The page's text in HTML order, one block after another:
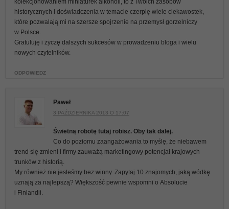
kolekcjonowaniem miniaturek alkoholi, to z Twoich zasobów
historycznych i doświadczenia w temacie czerpię wiele ciekawostek,
które pozwalają mi na szersze spojrzenie na przemysł gorzelniczy
w Polsce.
Gratuluję i życzę dalszych sukcesów w prowadzeniu bloga i wielu
nowych czytelników.
ODPOWIEDZ
Paweł
3 PAŹDZIERNIKA 2013 O 17:07
Świetną robotę tutaj robisz. Oby tak dalej.
Co do poziomu zaangażowania to myślę, że niebawem
trend się zmieni i firmy zauważą marketingowy potencjał krajowych
trunków z historią.
My również nie jesteśmy bez winny. Zapytaj 10 znajomych, jaką wódkę
uznają za najlepszą? Większość pewnie wspomni o Absolucie
i Finlandii.